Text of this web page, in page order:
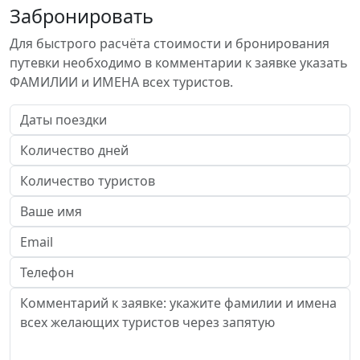
Забронировать
Для быстрого расчёта стоимости и бронирования
путевки необходимо в комментарии к заявке указать
ФАМИЛИИ и ИМЕНА всех туристов.